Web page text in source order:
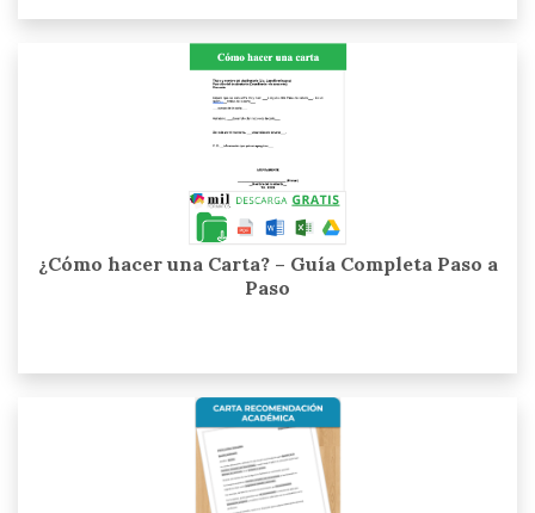
¿Cómo hacer una Carta? – Guía Completa Paso a
Paso